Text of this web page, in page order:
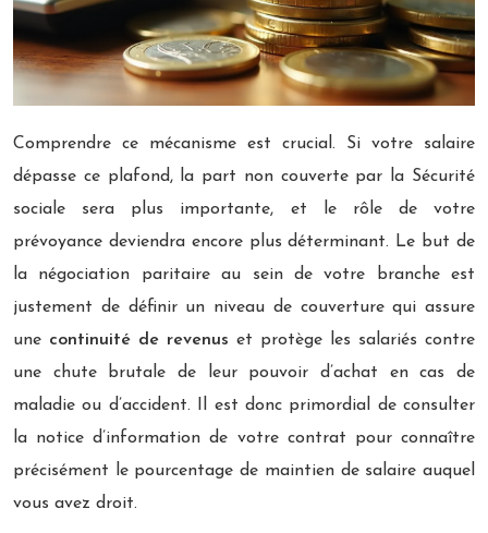
Comprendre ce mécanisme est crucial. Si votre salaire
dépasse ce plafond, la part non couverte par la Sécurité
sociale sera plus importante, et le rôle de votre
prévoyance deviendra encore plus déterminant. Le but de
la négociation paritaire au sein de votre branche est
justement de définir un niveau de couverture qui assure
une continuité de revenus et protège les salariés contre
une chute brutale de leur pouvoir d’achat en cas de
maladie ou d’accident. Il est donc primordial de consulter
la notice d’information de votre contrat pour connaître
précisément le pourcentage de maintien de salaire auquel
vous avez droit.